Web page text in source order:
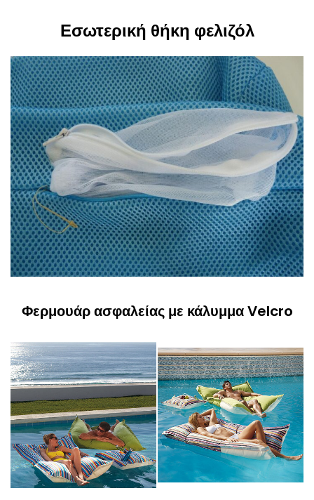
Εσωτερική θήκη φελιζόλ
Φερμουάρ ασφαλείας με κάλυμμα Velcro